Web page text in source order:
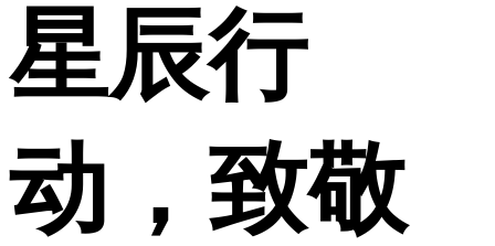
星辰行
动，致敬